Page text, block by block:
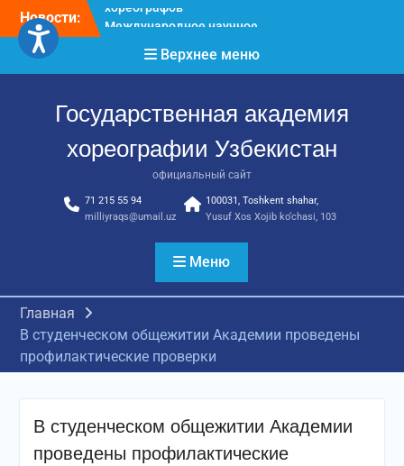
Перейти
содержимому
Новости:
Международное научное
Международное
признание и новые
хореографов!
Международное
признание и новые
достижения молодых
Верхнее меню
Государственная академия
хореографии Узбекистан
официальный сайт
71 215 55 94
milliyraqs@umail.uz
100031, Toshkent shahar,
Yusuf Xos Xojib ko‘chasi, 103
Меню
Главная
В студенческом общежитии Академии проведены
профилактические проверки
В студенческом общежитии Академии
проведены профилактические